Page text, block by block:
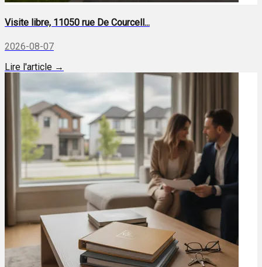
Visite libre, 11050 rue De Courcell...
2026-08-07
Lire l'article →